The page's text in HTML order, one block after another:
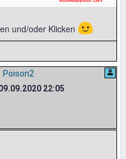
und/oder Klicken 🙂
Poison2
22:05